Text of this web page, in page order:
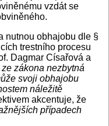
vzdát se
nutnou obhajobu dle §
trestního procesu
Dagmar Císařová a
zákona nezbytná
svoji obhajobu
náležitě
akcentuje, že
případech